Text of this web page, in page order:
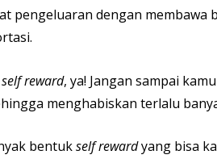
pengeluaran dengan membawa
self reward, ya! Jangan sampai
menghabiskan terlalu
bentukself rewardyang bisa